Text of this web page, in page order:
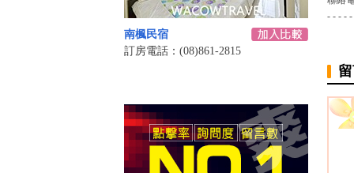
南楓民宿
訂房電話：(08)861-2815
- - - -